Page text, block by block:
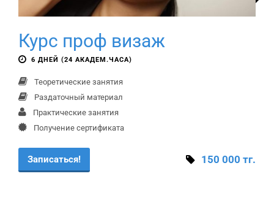
Курс проф визаж
6 ДНЕЙ (24 АКАДЕМ.ЧАСА)
Теоретические занятия
Раздаточный материал
Практические занятия
Получение сертификата
Записаться! 150 000 тг.